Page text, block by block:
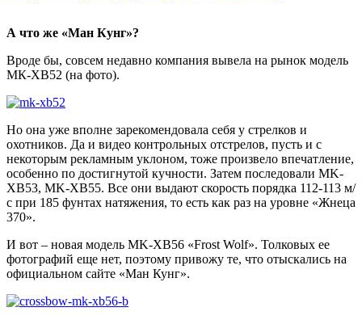
А что же «Ман Кунг»?
Вроде бы, совсем недавно компания вывела на рынок модель
МК-ХВ52 (на фото).
Но она уже вполне зарекомендовала себя у стрелков и
охотников. Да и видео контрольных отстрелов, пусть и с
некоторым рекламным уклоном, тоже произвело впечатление,
особенно по достигнутой кучности. Затем последовали MK-
XB53, MK-XB55. Все они выдают скорость порядка 112-113 м/
с при 185 фунтах натяжения, то есть как раз на уровне «Жнеца
370».
И вот – новая модель MK-XB56 «Frost Wolf». Толковых ее
фотографий еще нет, поэтому привожу те, что отыскались на
официальном сайте «Ман Кунг».